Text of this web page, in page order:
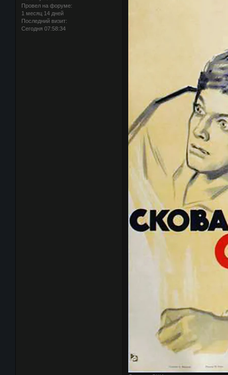
Провел на форуме:
1 месяц 14 дней
Последний визит:
Сегодня 07:58:34